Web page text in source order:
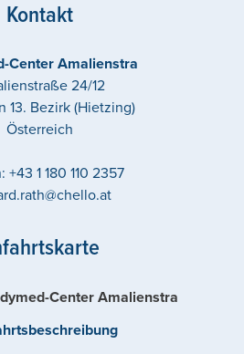
Kontakt
Center Amalienstra
24/12
13. Bezirk (Hietzing)
Österreich
+43 1 180 110 2357